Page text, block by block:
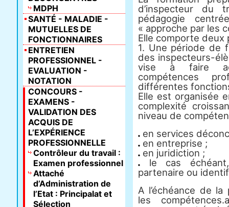
d’inspecteur du
pédagogie
« approche par les
Elle comporte deux
1. Une période de
des inspecteurs-
vise à faire
compétences
différentes
Elle est organisée
complexité
niveau de
en services
en entreprise ;
en juridiction ;
le cas
partenaire ou
A l’échéance de
les
MDPH
SANTÉ - MALADIE -
MUTUELLES DE
FONCTIONNAIRES
ENTRETIEN
PROFESSIONNEL -
EVALUATION -
NOTATION
CONCOURS -
EXAMENS -
VALIDATION DES
ACQUIS DE
L’EXPÉRIENCE
PROFESSIONNELLE
Contrôleur du travail :
Examen professionnel
Attaché
d’Administration de
l’Etat : Principalat et
Sélection